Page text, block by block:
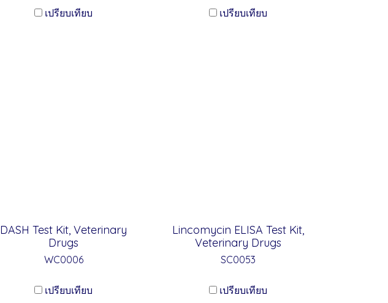
เปรียบเทียบ เปรียบเทียบ
DASH Test Kit, Veterinary
Drugs
WC0006
เปรียบเทียบ
Lincomycin ELISA Test Kit,
Veterinary Drugs
SC0053
เปรียบเทียบ